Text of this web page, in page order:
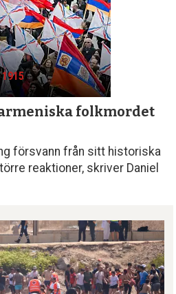
1915
folk­mordet
försvann från sitt histo­riska
reaktioner, skriver Daniel